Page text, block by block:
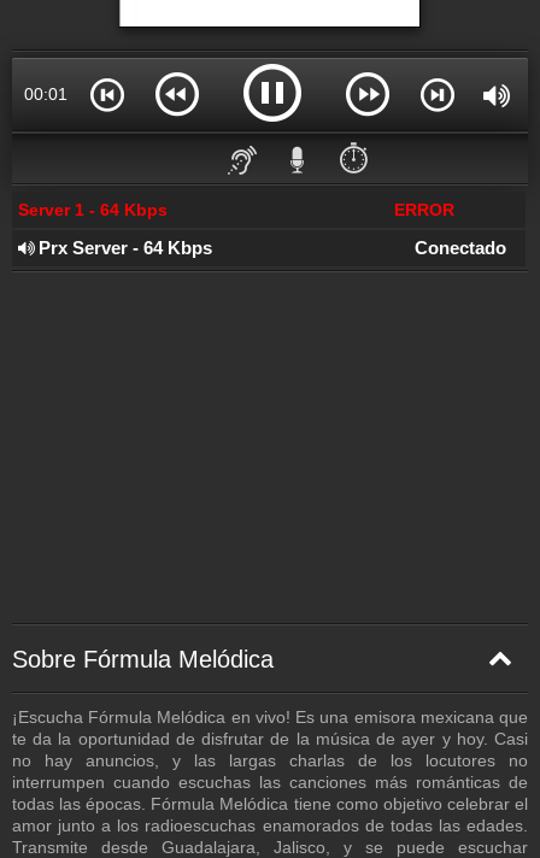
00:01
⏱️
Server 1 - 64 Kbps ERROR
Prx Server - 64 Kbps Conectado
Sobre Fórmula Melódica
¡Escucha Fórmula Melódica en vivo! Es una emisora mexicana que
te da la oportunidad de disfrutar de la música de ayer y hoy. Casi
no hay anuncios, y las largas charlas de los locutores no
interrumpen cuando escuchas las canciones más románticas de
todas las épocas. Fórmula Melódica tiene como objetivo celebrar el
amor junto a los radioescuchas enamorados de todas las edades.
Transmite desde Guadalajara, Jalisco, y se puede escuchar